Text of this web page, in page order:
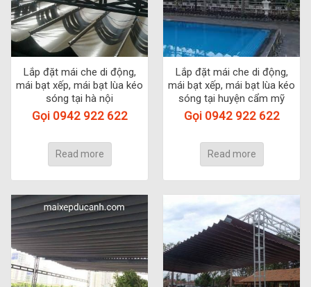
Lắp đặt mái che di động,
mái bạt xếp, mái bạt lùa kéo
sóng tại hà nội
Gọi 0942 922 622
Read more
Lắp đặt mái che di động,
mái bạt xếp, mái bạt lùa kéo
sóng tại huyện cẩm mỹ
Gọi 0942 922 622
Read more